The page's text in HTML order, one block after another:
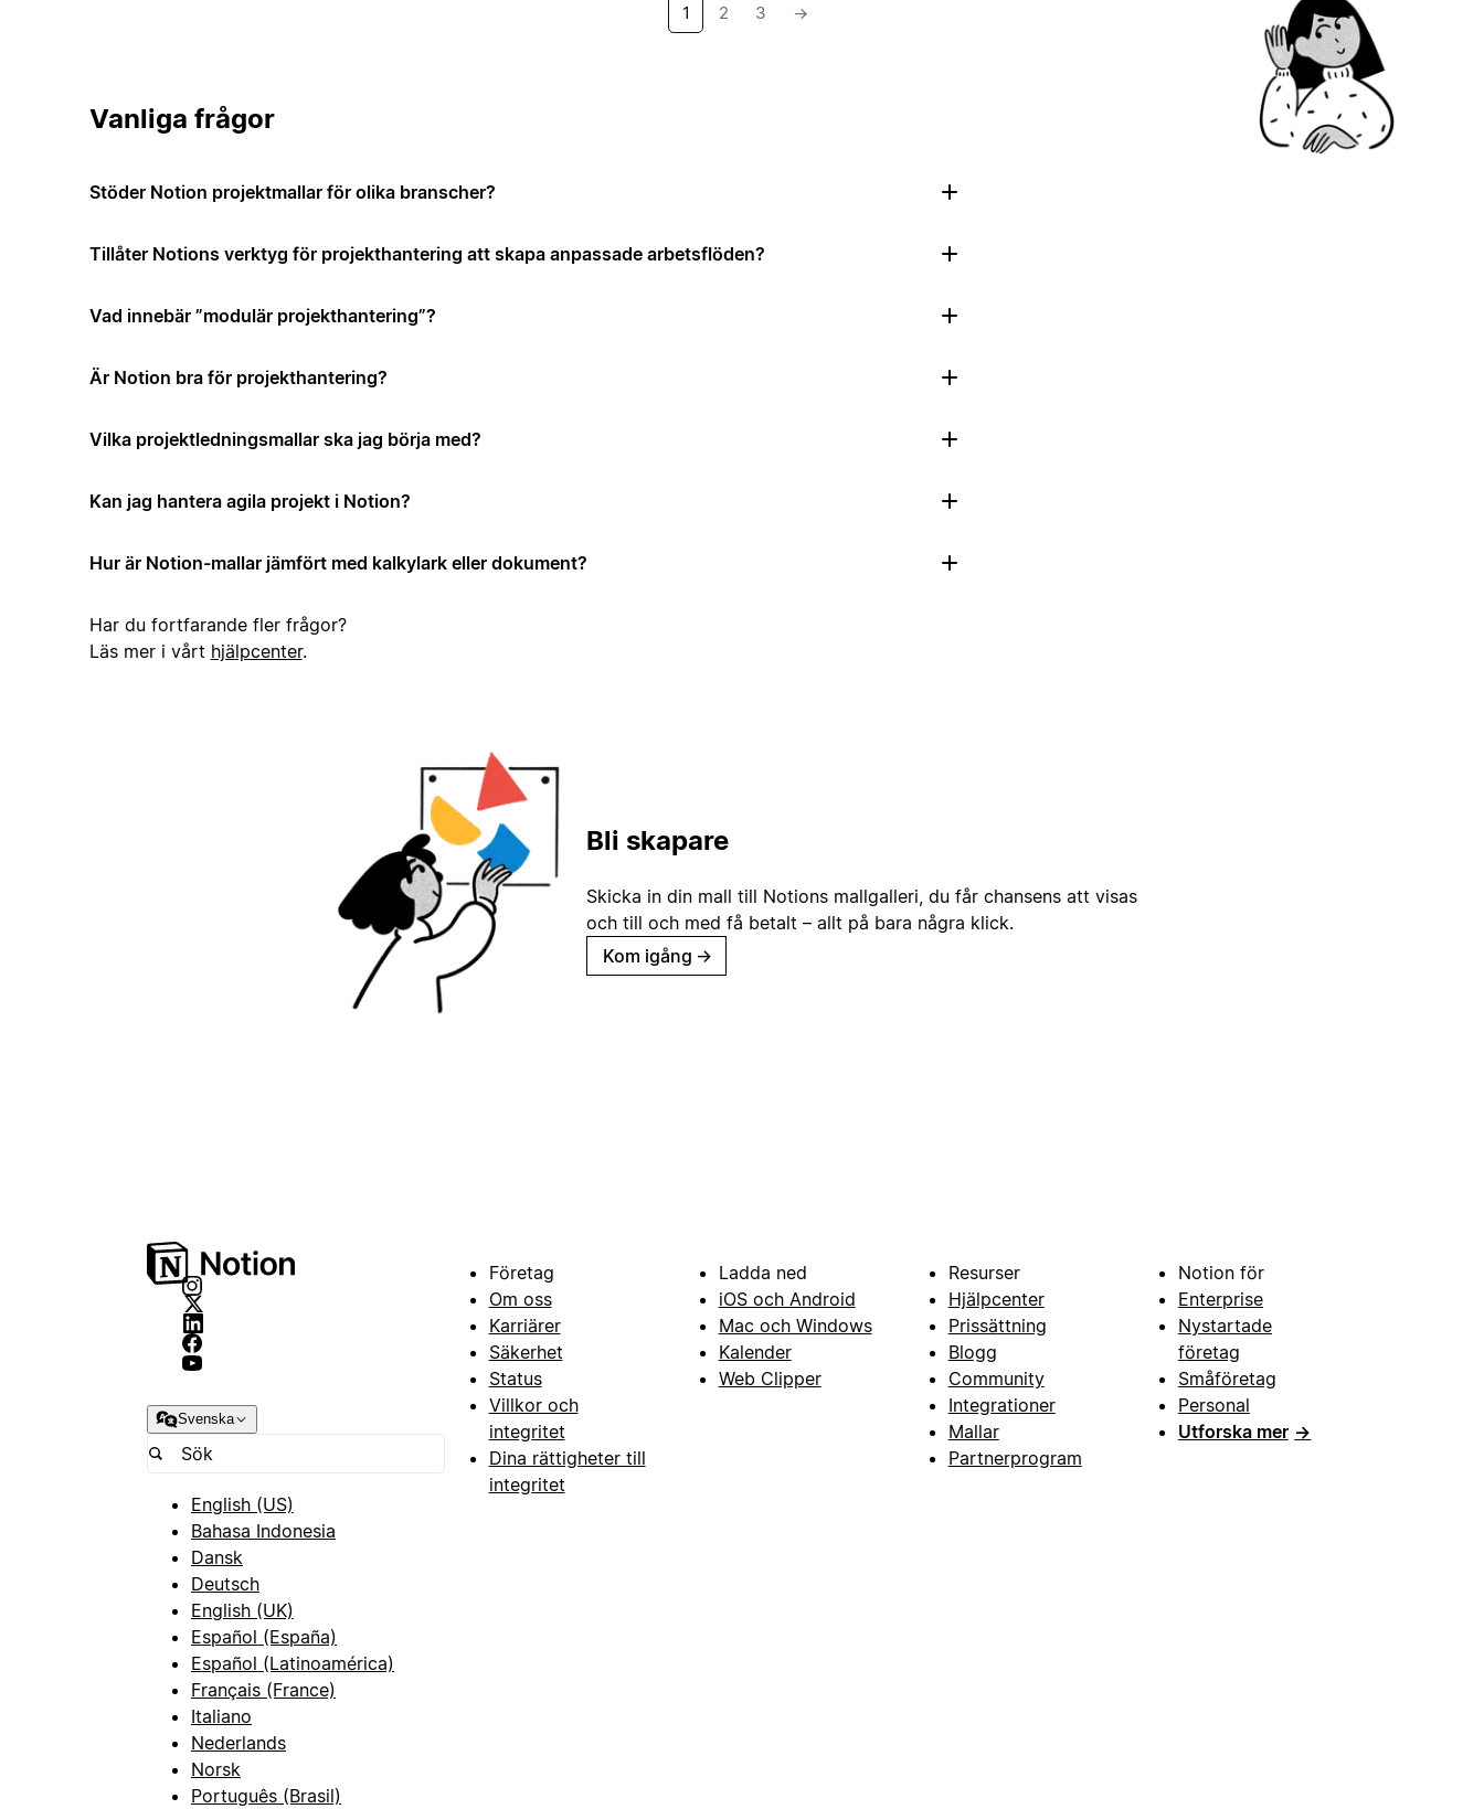
1 2 3 →
Vanliga frågor
Stöder Notion projektmallar för olika branscher?
Tillåter Notions verktyg för projekthantering att skapa anpassade arbetsflöden?
Vad innebär ”modulär projekthantering”?
Är Notion bra för projekthantering?
Vilka projektledningsmallar ska jag börja med?
Kan jag hantera agila projekt i Notion?
Hur är Notion-mallar jämfört med kalkylark eller dokument?
Har du fortfarande fler frågor?
Läs mer i vårt hjälpcenter.
Bli skapare
Skicka in din mall till Notions mallgalleri, du får chansens att visas
och till och med få betalt – allt på bara några klick.
Kom igång →
Svenska
English (US)
Bahasa Indonesia
Dansk
Deutsch
English (UK)
Español (España)
Español (Latinoamérica)
Français (France)
Italiano
Nederlands
Norsk
Português (Brasil)
Företag
Om oss
Karriärer
Säkerhet
Status
Villkor och
integritet
Dina rättigheter till
integritet
Ladda ned
iOS och Android
Mac och Windows
Kalender
Web Clipper
Resurser
Hjälpcenter
Prissättning
Blogg
Community
Integrationer
Mallar
Partnerprogram
Notion för
Enterprise
Nystartade
företag
Småföretag
Personal
Utforska mer →